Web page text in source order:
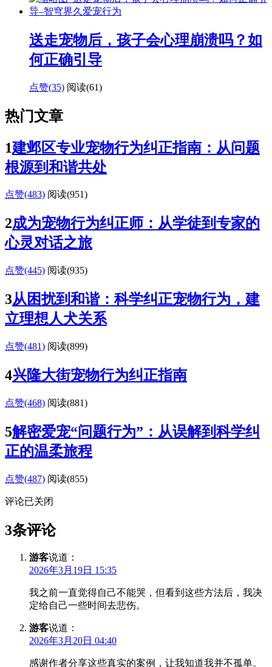
送走宠物后，孩子会心理崩溃吗？如
何正确引导
点赞(35) 阅读(61)
热门文章
1建邺区专业宠物行为纠正指南：从问题
根源到和谐共处
点赞(483) 阅读(951)
2成为宠物行为纠正师：从学徒到专家的
心灵对话之旅
点赞(445) 阅读(935)
3从困扰到和谐：科学纠正宠物行为，建
立理想人犬关系
点赞(481) 阅读(899)
4兴隆大街宠物行为纠正指南
点赞(468) 阅读(881)
5解密爱宠“问题行为”：从误解到科学纠
正的温柔旅程
点赞(487) 阅读(855)
评论已关闭
3条评论
游客说道：
2026年3月19日 15:35
我之前一直觉得自己不能哭，但看到这些方法后，我决
定给自己一些时间去悲伤。
游客说道：
2026年3月20日 04:40
感谢作者分享这些真实的案例，让我知道我并不孤单。